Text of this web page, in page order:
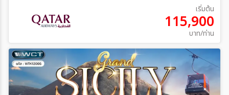
เริ่มต้น
115,900
บาท/ท่าน